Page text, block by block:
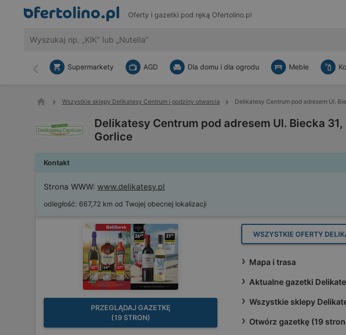
Oferty i gazetki pod ręką Ofertolino.pl
Wstecz
Supermarkety AGD Dla domu i dla ogrodu Meble
Wszystkie sklepy Delikatesy Centrum i godziny otwarcia Delikatesy Centrum pod adresem Ul.
Delikatesy Centrum pod adresem Ul. Biecka
Gorlice
Kontakt
Strona WWW: www.delikatesy.pl
odległość: 667,72 km od Twojej obecnej lokalizacji
PRZEGLĄDAJ GAZETKĘ
(19 STRON)
WSZYSTKIE OFERTY
Mapa i trasa
Aktualne gazetki
Wszystkie sklepy
Otwórz gazetkę (19